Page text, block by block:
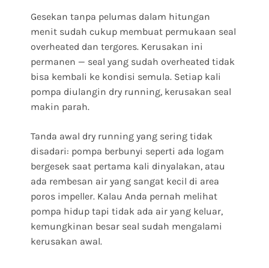
Gesekan tanpa pelumas dalam hitungan
menit sudah cukup membuat permukaan seal
overheated dan tergores. Kerusakan ini
permanen — seal yang sudah overheated tidak
bisa kembali ke kondisi semula. Setiap kali
pompa diulangin dry running, kerusakan seal
makin parah.
Tanda awal dry running yang sering tidak
disadari: pompa berbunyi seperti ada logam
bergesek saat pertama kali dinyalakan, atau
ada rembesan air yang sangat kecil di area
poros impeller. Kalau Anda pernah melihat
pompa hidup tapi tidak ada air yang keluar,
kemungkinan besar seal sudah mengalami
kerusakan awal.